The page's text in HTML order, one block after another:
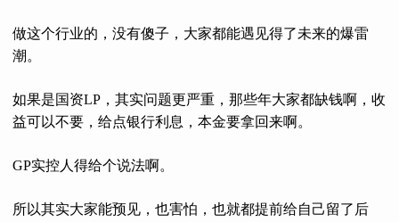
做这个行业的，没有傻子，大家都能遇见得了未来的爆雷
潮。
如果是国资LP，其实问题更严重，那些年大家都缺钱啊，收
益可以不要，给点银行利息，本金要拿回来啊。
GP实控人得给个说法啊。
所以其实大家能预见，也害怕，也就都提前给自己留了后